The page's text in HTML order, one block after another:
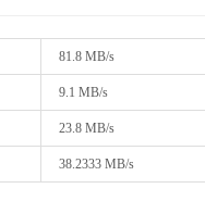
81.8 MB/s
9.1 MB/s
23.8 MB/s
38.2333 MB/s